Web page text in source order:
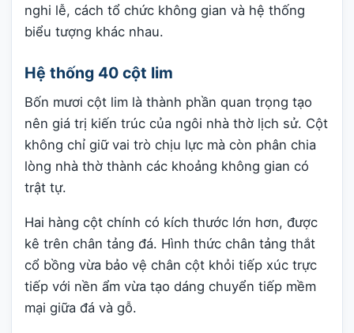
nghi lễ, cách tổ chức không gian và hệ thống
biểu tượng khác nhau.
Hệ thống 40 cột lim
Bốn mươi cột lim là thành phần quan trọng tạo
nên giá trị kiến trúc của ngôi nhà thờ lịch sử. Cột
không chỉ giữ vai trò chịu lực mà còn phân chia
lòng nhà thờ thành các khoảng không gian có
trật tự.
Hai hàng cột chính có kích thước lớn hơn, được
kê trên chân tảng đá. Hình thức chân tảng thắt
cổ bồng vừa bảo vệ chân cột khỏi tiếp xúc trực
tiếp với nền ẩm vừa tạo dáng chuyển tiếp mềm
mại giữa đá và gỗ.